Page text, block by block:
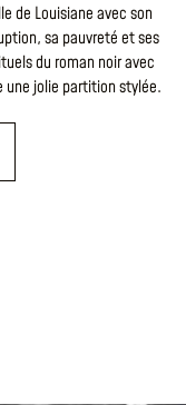
de Louisiane avec son
sa pauvreté et ses
du roman noir avec
une jolie partition stylée.